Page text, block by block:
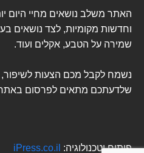
האתר משלב נושאים מחיי היום
וחדשות מקומיות, לצד נושאים
שמירה על הטבע, אקלים ועוד.
נשמח לקבל מכם הצעות לשיפור,
שלדעתכם מתאים לפרסום
פיתוח וטכנולוגיה: iPress.co.il